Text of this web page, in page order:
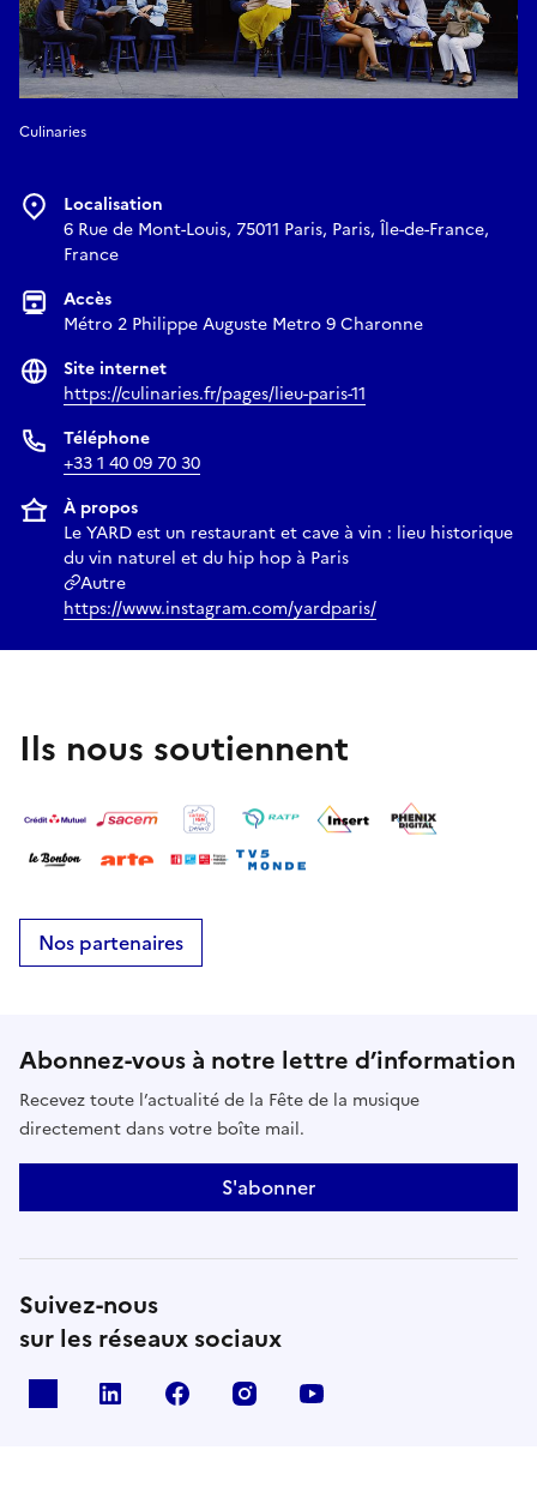
Culinaries
Localisation
6 Rue de Mont-Louis, 75011 Paris, Paris, Île-de-France,
France
Accès
Métro 2 Philippe Auguste Metro 9 Charonne
Site internet
https://culinaries.fr/pages/lieu-paris-11
Téléphone
+33 1 40 09 70 30
À propos
Le YARD est un restaurant et cave à vin : lieu historique
du vin naturel et du hip hop à Paris
Autre
https://www.instagram.com/yardparis/
Ils nous soutiennent
Nos partenaires
Abonnez-vous à notre lettre d’information
Recevez toute l’actualité de la Fête de la musique
directement dans votre boîte mail.
S'abonner
Suivez-nous
sur les réseaux sociaux
Linkedin Facebook Instagram